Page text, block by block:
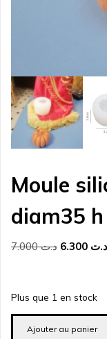
Moule
diam35
د.ت7.000
Le
était :
د.ت
Plus que 1 en stock
quantité
Ajouter au panier